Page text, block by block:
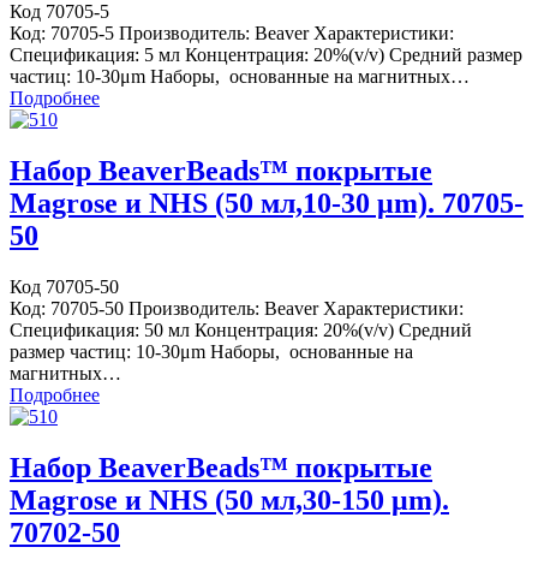
Код 70705-5
Код: 70705-5 Производитель: Beaver Характеристики:
Спецификация: 5 мл Концентрация: 20%(v/v) Средний размер
частиц: 10-30μm Наборы, основанные на магнитных…
Подробнее
Набор BeaverBeads™ покрытые
Magrose и NHS (50 мл,10-30 μm). 70705-
50
Код 70705-50
Код: 70705-50 Производитель: Beaver Характеристики:
Спецификация: 50 мл Концентрация: 20%(v/v) Средний
размер частиц: 10-30μm Наборы, основанные на
магнитных…
Подробнее
Набор BeaverBeads™ покрытые
Magrose и NHS (50 мл,30-150 μm).
70702-50